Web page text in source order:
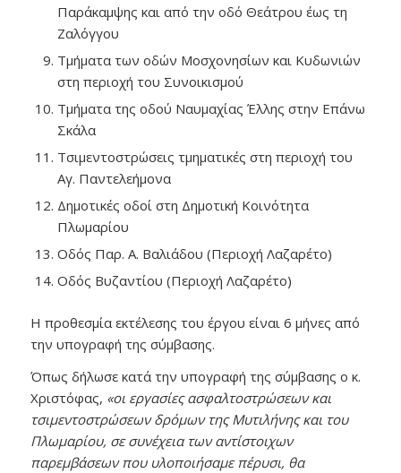
Παράκαμψης και από την οδό Θεάτρου έως τη
Ζαλόγγου
Τμήματα των οδών Μοσχονησίων και Κυδωνιών
στη περιοχή του Συνοικισμού
Τμήματα της οδού Ναυμαχίας Έλλης στην Επάνω
Σκάλα
Τσιμεντοστρώσεις τμηματικές στη περιοχή του
Αγ. Παντελεήμονα
Δημοτικές οδοί στη Δημοτική Κοινότητα
Πλωμαρίου
Οδός Παρ. Α. Βαλιάδου (Περιοχή Λαζαρέτο)
Οδός Βυζαντίου (Περιοχή Λαζαρέτο)
Η προθεσμία εκτέλεσης του έργου είναι 6 μήνες από
την υπογραφή της σύμβασης.
Όπως δήλωσε κατά την υπογραφή της σύμβασης ο κ.
Χριστόφας, «οι εργασίες ασφαλτοστρώσεων και
τσιμεντοστρώσεων δρόμων της Μυτιλήνης και του
Πλωμαρίου, σε συνέχεια των αντίστοιχων
παρεμβάσεων που υλοποιήσαμε πέρυσι, θα